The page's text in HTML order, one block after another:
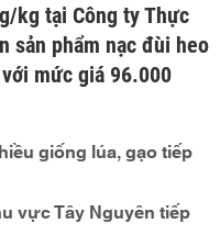
kg tại Công ty Thực
sản phẩm nạc đùi heo
mức giá 96.000
giống lúa, gạo tiếp
vực Tây Nguyên tiếp